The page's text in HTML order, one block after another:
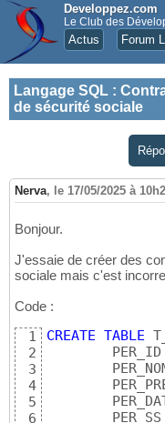
Developpez.com
Le Club des
Actus Forum
Langage SQL :
de sécurité sociale
Nerva, le 17/05/2025 à
Bonjour.
J'essaie de créer des
sociale mais c'est
Code :
1
2
3
4
5
6
CREATE TABLE
	PER_ID